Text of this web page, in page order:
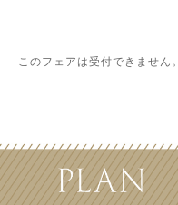
このフェアは受付できません。